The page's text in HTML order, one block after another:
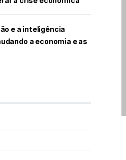
e a inteligência
a economia e as